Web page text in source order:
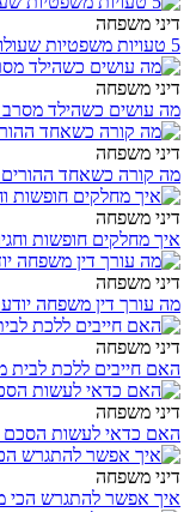
דיני משפחה
5 טעויות משפטיות שעולות למשפחות ישראליות ביוקר
דיני משפחה
מה עושים כשהילד מסרב
דיני משפחה
מה קורה כשאחד ההורים
דיני משפחה
איך מחלקים חופשות
דיני משפחה
מה עורך דין משפחה
דיני משפחה
האם חייבים ללכת
דיני משפחה
האם כדאי לעשות הסכם
דיני משפחה
איך אפשר להתגרש הכי